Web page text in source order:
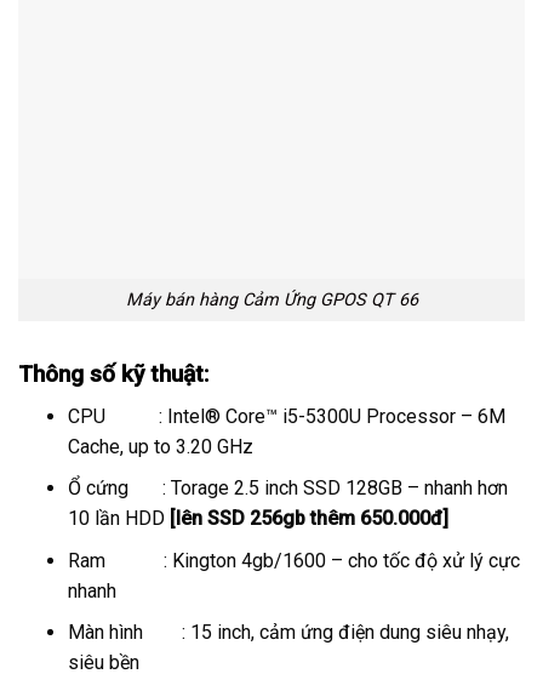
Máy bán hàng Cảm Ứng GPOS QT 66
Thông số kỹ thuật:
CPU : Intel® Core™ i5-5300U Processor – 6M
Cache, up to 3.20 GHz
Ổ cứng : Torage 2.5 inch SSD 128GB – nhanh hơn
10 lần HDD
[lên SSD 256gb thêm 650.000đ]
Ram : Kington 4gb/1600 – cho tốc độ xử lý cực
nhanh
Màn hình : 15 inch, cảm ứng điện dung siêu nhạy,
siêu bền